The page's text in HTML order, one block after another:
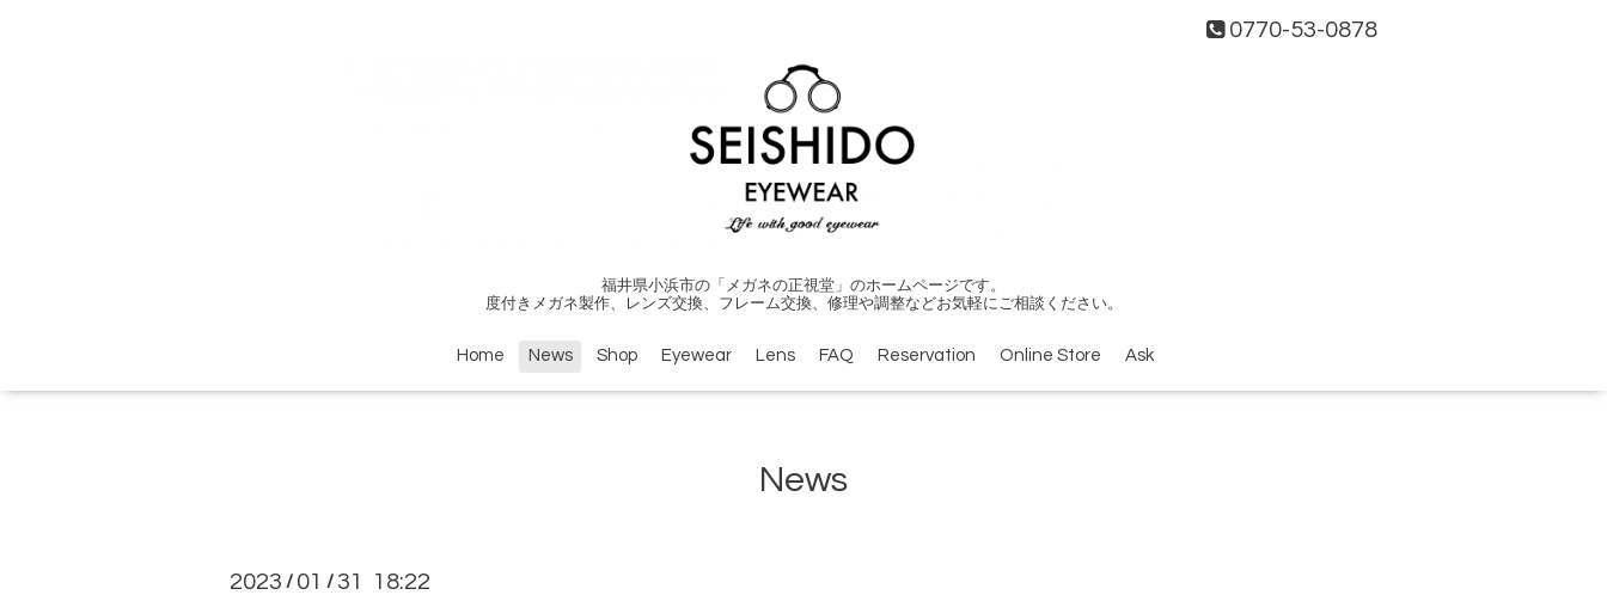
0770-53-0878
福井県小浜市の「メガネの正視堂」のホームページです。
度付きメガネ製作、レンズ交換、フレーム交換、修理や調整などお気軽にご相談ください。
Home News Shop Eyewear Lens FAQ Reservation Online Store Ask
News
2023 / 01 /31 18:22